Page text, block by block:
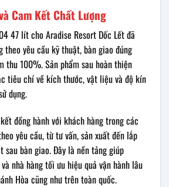
Cam Kết Chất Lượng
47 lít cho Aradise Resort Dốc Lết đã
theo yêu cầu kỹ thuật, bàn giao đúng
thu 100%. Sản phẩm sau hoàn thiện
tiêu chí về kích thước, vật liệu và độ kín
dụng.
đồng hành với khách hàng trong các
yêu cầu, từ tư vấn, sản xuất đến lắp
sau bàn giao. Đây là nền tảng giúp
nhà hàng tối ưu hiệu quả vận hành lâu
Hòa cũng như trên toàn quốc.